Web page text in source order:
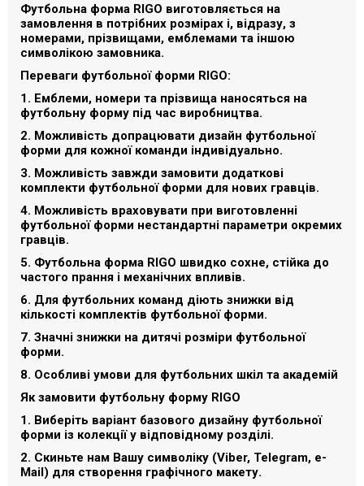
Футбольна форма RIGO виготовляється на
замовлення в потрібних розмірах і, відразу, з
номерами, прізвищами, емблемами та іншою
символікою замовника.
Переваги футбольної форми RIGO:
1. Емблеми, номери та прізвища наносяться на
футбольну форму під час виробництва.
2. Можливість допрацювати дизайн футбольної
форми для кожної команди індивідуально.
3. Можливість завжди замовити додаткові
комплекти футбольної форми для нових гравців.
4. Можливість враховувати при виготовленні
футбольної форми нестандартні параметри окремих
гравців.
5. Футбольна форма RIGO швидко сохне, стійка до
частого прання і механічних впливів.
6. Для футбольних команд діють знижки від
кількості комплектів футбольної форми.
7. Значні знижки на дитячі розміри футбольної
форми.
8. Особливі умови для футбольних шкіл та академій
Як замовити футбольну форму RIGO
1. Виберіть варіант базового дизайну футбольної
форми із колекції у відповідному розділі.
2. Скиньте нам Вашу символіку (Viber, Telegram, e-
Mail) для створення графічного макету.